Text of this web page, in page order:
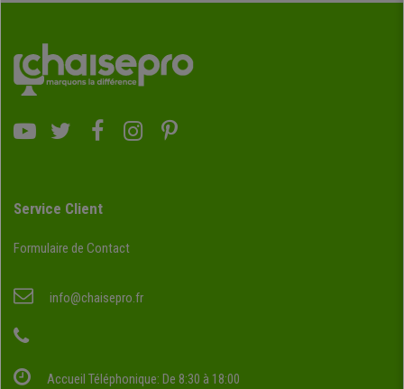
Service Client
Formulaire de Contact
info@chaisepro.fr
Accueil Téléphonique: De 8:30 à 18:00